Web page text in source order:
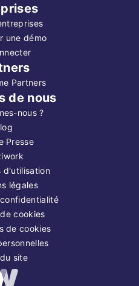
une démo
Partners
de nous
nous ?
Presse
d'utilisation
légales
cookies
de cookies
site